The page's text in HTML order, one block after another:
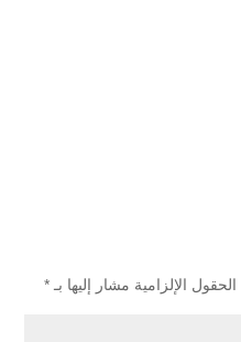
الحقول الإلزامية مشار إليها بـ *